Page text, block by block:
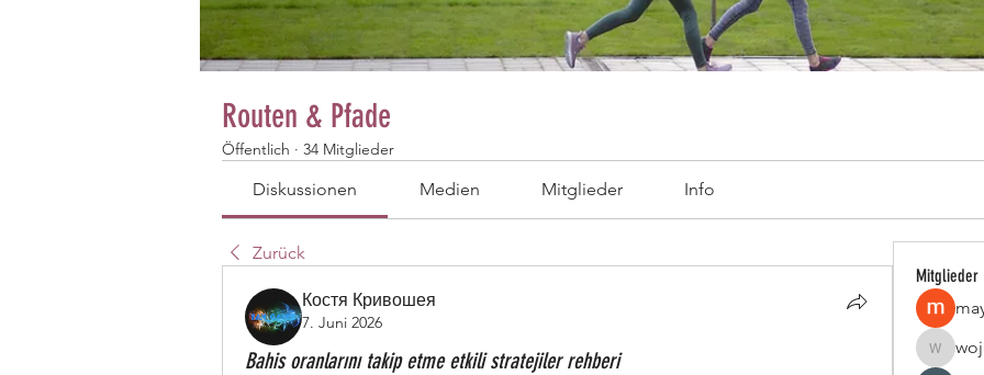
Routen & Pfade
Öffentlich · 34 Mitglieder
Diskussionen Medien Mitglieder Info
Zurück
Костя Кривошея
7. Juni 2026
Bahis oranlarını takip etme etkili stratejiler rehberi
Mitglieder